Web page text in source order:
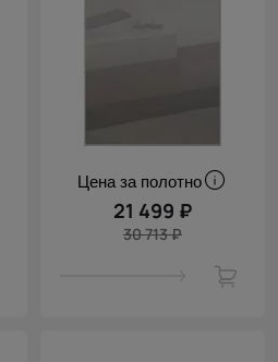
Цена за полотно
21 499 ₽
30 713 ₽